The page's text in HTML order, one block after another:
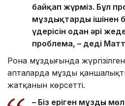
байқап жүрміз. Бұл
мұздықтарды ішінен
үдерісін одан әрі
проблема, – деді
Рона мұздығында
апталарда мұздың
жатқанын көрсетті.
– Біз еріген мұздың